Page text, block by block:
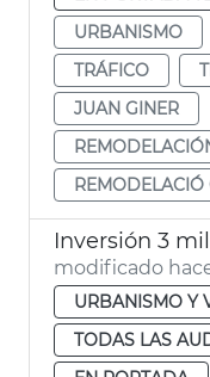
URBANISMO
TRÁFICO
JUAN GINER
REMODELACIÓ
modificado
URBANISMO Y
TODAS LAS